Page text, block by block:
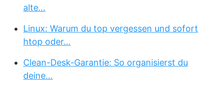
alte…
Linux: Warum du top vergessen und sofort
htop oder…
Clean-Desk-Garantie: So organisierst du
deine…